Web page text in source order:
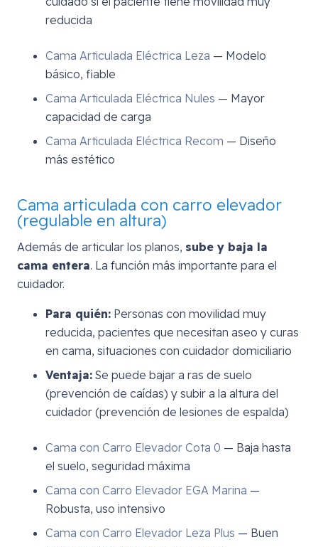
reducida
Cama Articulada Eléctrica Leza — Modelo
básico, fiable
Cama Articulada Eléctrica Nules — Mayor
capacidad de carga
Cama Articulada Eléctrica Recom — Diseño
más estético
Cama articulada con carro elevador
(regulable en altura)
Además de articular los planos, sube y baja la
cama entera. La función más importante para el
cuidador.
Para quién: Personas con movilidad muy
reducida, pacientes que necesitan aseo y curas
en cama, situaciones con cuidador domiciliario
Ventaja: Se puede bajar a ras de suelo
(prevención de caídas) y subir a la altura del
cuidador (prevención de lesiones de espalda)
Cama con Carro Elevador Cota 0 — Baja hasta
el suelo, seguridad máxima
Cama con Carro Elevador EGA Marina —
Robusta, uso intensivo
Cama con Carro Elevador Leza Plus — Buen